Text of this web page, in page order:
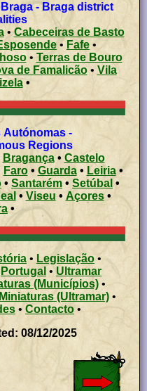
- Braga district
•Cabeceiras de Basto
• Fafe •
•
Terras de Bouro
Nova de Famalicão• Vila
•
Regions
Bragança• Castelo
Faro• Guarda• Leiria•
• Santarém • Setúbal •
•Viseu • Açores •
•
• Legislação •
Portugal • Ultramar
(Municípios)•
Miniaturas (Ultramar) •
• Contacto •
08/12/2025